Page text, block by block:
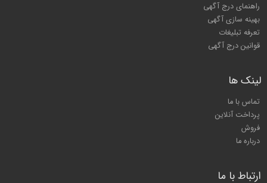
راهنمای درج آگهی
بهینه سازی آگهی
تعرفه تبلیغات
قوانین درج آگهی
لینک ها
تماس با ما
پرداخت آنلاین
فروش
درباره ما
ارتباط با ما